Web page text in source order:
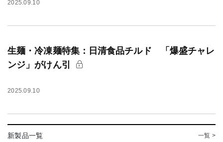
2025.09.10
生麺・冷凍麺特集：日清食品チルド 「爆盛チャレ
ンジ」がけん引
2025.09.10
新製品一覧 一覧 >